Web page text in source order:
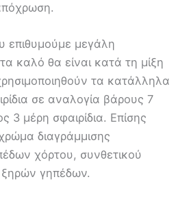
επιθυμούμε μεγάλη
καλό θα είναι κατά τη μίξη
τα κατάλληλα
σε αναλογία βάρους 7
3 μέρη σφαιρίδια. Επίσης
διαγράμμισης
χόρτου, συνθετικού
γηπέδων.